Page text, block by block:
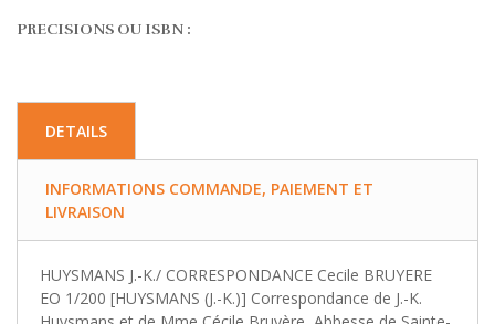
PRECISIONS OU ISBN :
DETAILS
INFORMATIONS COMMANDE, PAIEMENT ET
LIVRAISON
HUYSMANS J.-K./ CORRESPONDANCE Cecile BRUYERE
EO 1/200 [HUYSMANS (J.-K.)] Correspondance de J.-K.